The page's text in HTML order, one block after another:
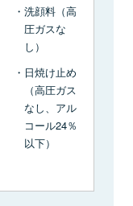
洗顔料（高
圧ガスな
し）
日焼け止め
（高圧ガス
なし、アル
コール24％
以下）